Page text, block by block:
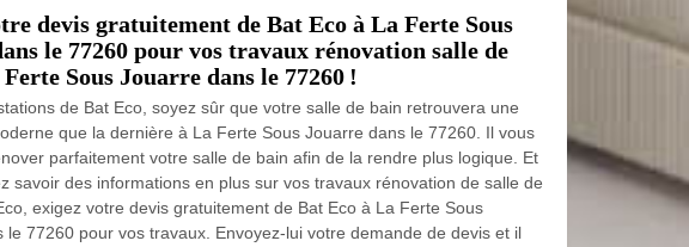
devis gratuitement de Bat Eco à La Ferte Sous
le 77260 pour vos travaux rénovation salle de
Sous Jouarre dans le 77260 !
de Bat Eco, soyez sûr que votre salle de bain retrouvera une
que la dernière à La Ferte Sous Jouarre dans le 77260. Il vous
parfaitement votre salle de bain afin de la rendre plus logique. Et
savoir des informations en plus sur vos travaux rénovation de salle de
exigez votre devis gratuitement de Bat Eco à La Ferte Sous
le 77260 pour vos travaux. Envoyez-lui votre demande de devis et il